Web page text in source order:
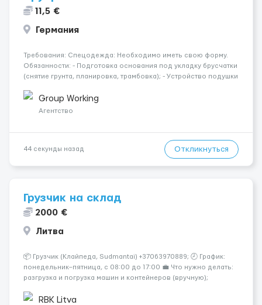
11,5 €
Германия
Требования: Спецодежда: Необходимо иметь свою форму.
Обязанности: - Подготовка основания под укладку брусчатки
(снятие грунта, планировка, трамбовка); - Устройство подушки
брусчатки, тротуарной плитки, клинкера по заданной схеме; -
Резк...
Group Working
Агентство
44 секунды назад Откликнуться
Грузчик на склад
2000 €
Литва
📦 Грузчик (Клайпеда, Sudmantai) +37063970889; 🕗 График:
понедельник–пятница, с 08:00 до 17:00 💼 Что нужно делать:
разгрузка и погрузка машин и контейнеров (вручную);
выполнение других поручений заведующего складом. ✅
RBK Litva